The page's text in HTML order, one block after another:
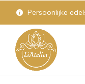
Persoonlijke